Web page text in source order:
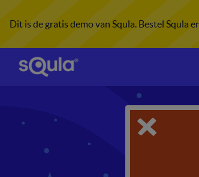
Dit is de gratis demo van Squla. Bestel Squla